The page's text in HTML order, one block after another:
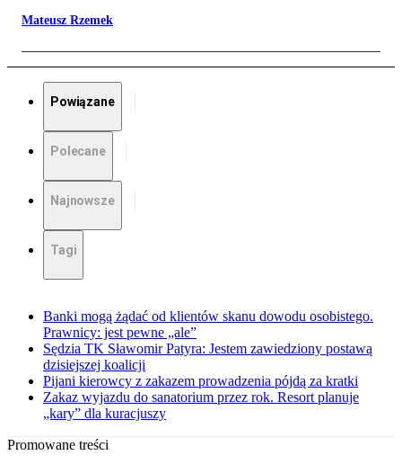
Mateusz Rzemek
Powiązane
Polecane
Najnowsze
Tagi
Banki mogą żądać od klientów skanu dowodu osobistego.
Prawnicy: jest pewne „ale”
Sędzia TK Sławomir Patyra: Jestem zawiedziony postawą
dzisiejszej koalicji
Pijani kierowcy z zakazem prowadzenia pójdą za kratki
Zakaz wyjazdu do sanatorium przez rok. Resort planuje
„kary” dla kuracjuszy
Promowane treści